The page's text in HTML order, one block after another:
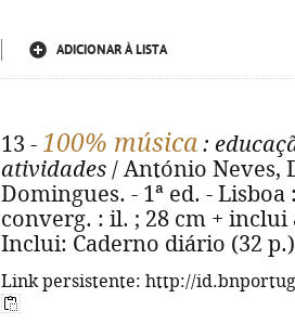
ADICIONAR À LISTA
13 - 100% música :
atividades / António Neves,
Domingues. - 1ª ed. - Lisboa
converg. : il. ; 28 cm + inclui
Inclui: Caderno diário (32
Link persistente: http://